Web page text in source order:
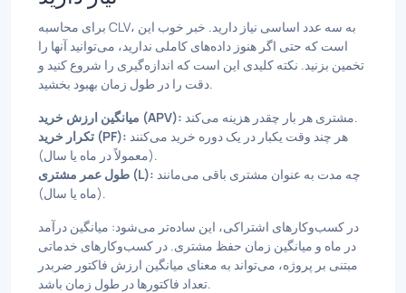
برای محاسبه CLV، به سه عدد اساسی نیاز دارید. خبر خوب این
است که حتی اگر هنوز داده‌های کاملی ندارید، می‌توانید آنها را
تخمین بزنید. نکته کلیدی این است که اندازه‌گیری را شروع کنید و
دقت را در طول زمان بهبود بخشید.
میانگین ارزش خرید (APV):
مشتری هر بار چقدر هزینه می‌کند.
تکرار خرید (PF):
(معمولاً در ماه یا سال).
طول عمر مشتری (L):
(ماه یا سال).
در کسب‌وکارهای اشتراکی، این ساده‌تر می‌شود: میانگین درآمد
در ماه و میانگین زمان حفظ مشتری. در کسب‌وکارهای خدماتی
مبتنی بر پروژه، می‌تواند به معنای میانگین ارزش فاکتور ضربدر
تعداد فاکتورها در طول زمان باشد.